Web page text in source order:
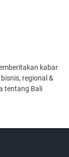
kabar
regional &
tentang Bali